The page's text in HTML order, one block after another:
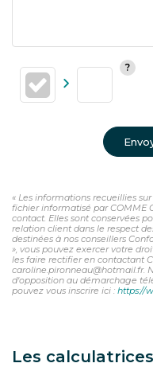
« Les informations recueillies
fichier informatisé par COMME
contact. Elles sont conservées
relation client dans le respect
destinées à nos conseillers
», vous pouvez exercer votre
les faire rectifier en contactant
caroline.pironneau@hotmail.fr.
d'opposition au démarchage
pouvez vous inscrire ici : https://
Les calculatrices